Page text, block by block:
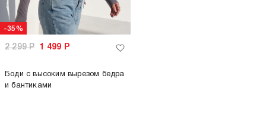
-35%
2 299Р 1 499 Р
Боди с высоким вырезом бедра
и бантиками